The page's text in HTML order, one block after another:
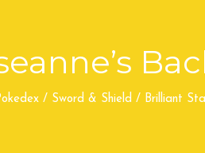
/ Sword & Shield / Brilliant